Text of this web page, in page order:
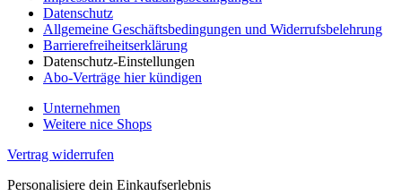
Datenschutz
Allgemeine Geschäftsbedingungen und Widerrufsbelehrung
Barrierefreiheitserklärung
Datenschutz-Einstellungen
Abo-Verträge hier kündigen
Unternehmen
Weitere nice Shops
Vertrag widerrufen
Personalisiere dein Einkaufserlebnis